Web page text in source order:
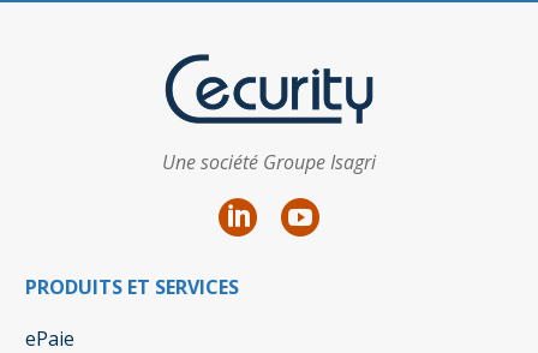
Une société Groupe Isagri
PRODUITS ET SERVICES
ePaie